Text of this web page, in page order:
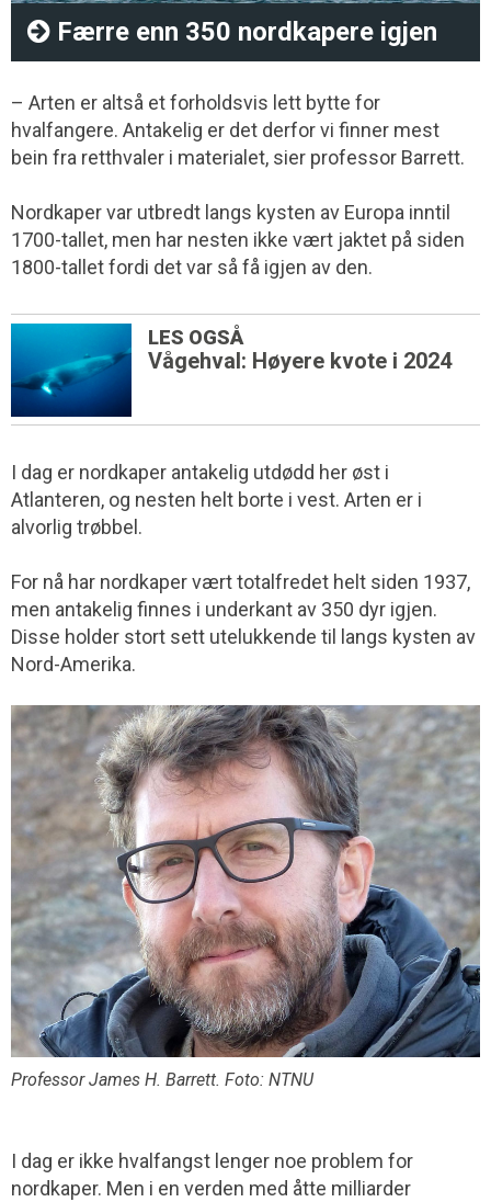
Færre enn 350 nordkapere igjen
– Arten er altså et forholdsvis lett bytte for
hvalfangere. Antakelig er det derfor vi finner mest
bein fra retthvaler i materialet, sier professor Barrett.
Nordkaper var utbredt langs kysten av Europa inntil
1700-tallet, men har nesten ikke vært jaktet på siden
1800-tallet fordi det var så få igjen av den.
LES OGSÅ
Vågehval: Høyere kvote i 2024
I dag er nordkaper antakelig utdødd her øst i
Atlanteren, og nesten helt borte i vest. Arten er i
alvorlig trøbbel.
For nå har nordkaper vært totalfredet helt siden 1937,
men antakelig finnes i underkant av 350 dyr igjen.
Disse holder stort sett utelukkende til langs kysten av
Nord-Amerika.
Professor James H. Barrett. Foto: NTNU
I dag er ikke hvalfangst lenger noe problem for
nordkaper. Men i en verden med åtte milliarder